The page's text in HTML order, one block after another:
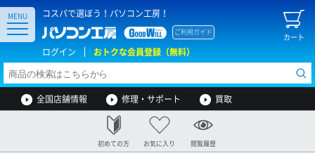
コスパで選ぼう！パソコン工房！
カート
ご利用ガイド
ログイン おトクな会員登録（無料）
MENU
全国店舗情報 修理・サポート 買取
初めての方 お気に入り 閲覧履歴